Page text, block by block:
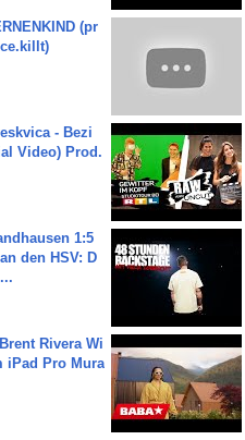
(pr
- Bezi
Video) Prod.
1:5
den HSV: D
Rivera Wi
iPad Pro Mura